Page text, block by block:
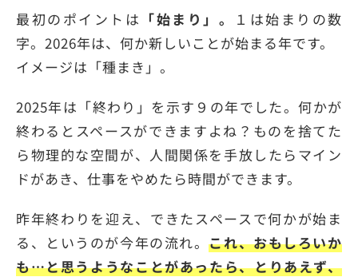
最初のポイントは 「始まり」。
１は始まりの数
字。2026年は、何か新しいことが始まる年です。
イメージは「種まき」。
2025年は「終わり」を示す９の年でした。何かが
終わるとスペースができますよね？ものを捨てた
ら物理的な空間が、人間関係を手放したらマイン
ドがあき、仕事をやめたら時間ができます。
昨年終わりを迎え、できたスペースで何かが始ま
る、というのが今年の流れ。これ、おもしろいか
も…と思うようなことがあったら、とりあえず、